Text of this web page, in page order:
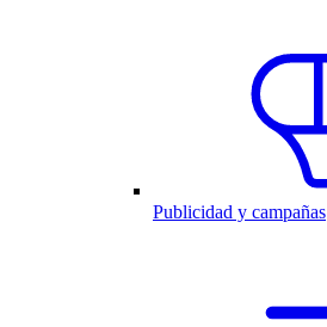
Publicidad y campañas